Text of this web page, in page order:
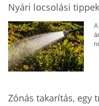
Nyári locsolási
Zónás takarítás, egy